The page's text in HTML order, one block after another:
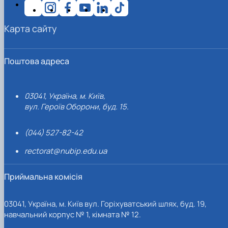
Поштова адреса
03041, Україна, м. Київ,
вул. Героїв Оборони, буд. 15.
(044) 527-82-42
rectorat@nubip.edu.ua
Приймальна комісія
03041, Україна, м. Київ вул. Горіхуватський шлях, буд. 19,
навчальний корпус № 1, кімната № 12.
Карта сайту